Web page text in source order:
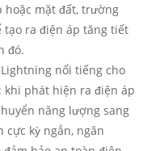
hoặc mặt đất, trường
tạo ra điện áp tăng tiết
đó.
Lightning nổi tiếng cho
khi phát hiện ra điện áp
năng lượng sang
kỳ ngắn, ngăn